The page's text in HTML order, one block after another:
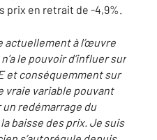
prix en retrait de -4,9%.
actuellement à l’œuvre
le pouvoir d’influer sur
et conséquemment sur
vraie variable pouvant
redémarrage du
baisse des prix. Je suis